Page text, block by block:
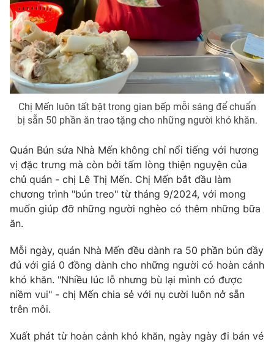
Chị Mến luôn tất bật trong gian bếp mỗi sáng để chuẩn
bị sẵn 50 phần ăn trao tặng cho những người khó khăn.
Quán Bún sứa Nhà Mến không chỉ nổi tiếng với hương
vị đặc trưng mà còn bởi tấm lòng thiện nguyện của
chủ quán - chị Lê Thị Mến. Chị Mến bắt đầu làm
chương trình "bún treo" từ tháng 9/2024, với mong
muốn giúp đỡ những người nghèo có thêm những bữa
ăn.
Mỗi ngày, quán Nhà Mến đều dành ra 50 phần bún đầy
đủ với giá 0 đồng dành cho những người có hoàn cảnh
khó khăn. "Nhiều lúc lỗ nhưng bù lại mình có được
niềm vui" - chị Mến chia sẻ với nụ cười luôn nở sẵn
trên môi.
Xuất phát từ hoàn cảnh khó khăn, ngày ngày đi bán vé